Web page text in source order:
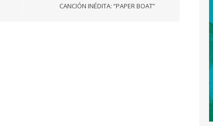
CANCIÓN INÉDITA: “PAPER BOAT”